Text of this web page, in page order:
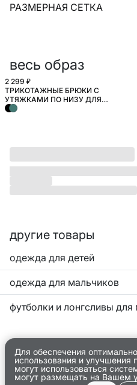
РАЗМЕРНАЯ СЕТКА
весь образ
2 299 ₽
ТРИКОТАЖНЫЕ БРЮКИ С
УТЯЖКАМИ ПО НИЗУ ДЛЯ
МАЛЬЧИКОВ
другие товары
одежда для детей
одежда для мальчиков
футболки и лонгсливы для
Для обеспечения
использования и улучшения
могут использоваться
могут размещать на Вашем